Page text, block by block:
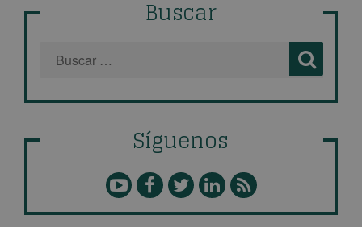
Buscar
Síguenos